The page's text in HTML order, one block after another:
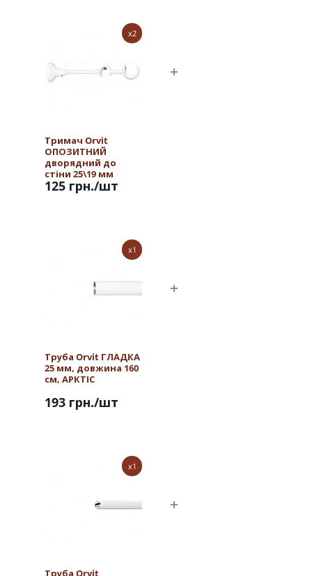
x2
Тримач Orvit
ОПОЗИТНИЙ
дворядний до
стіни 25\19 мм
АРКТІС
125 грн./шт
x1
Труба Orvit ГЛАДКА
25 мм, довжина 160
см, АРКТІС
193 грн./шт
x1
Труба Orvit